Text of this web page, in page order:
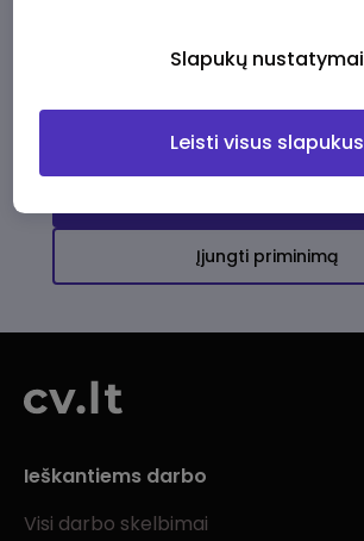
darbo pasiūlymų
Įjungti priminimą
Ieškantiems darbo
Visi darbo skelbimai
Slapukų nustatymai
Leisti visus slapukus